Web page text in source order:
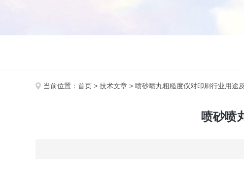
当前位置： 首页 > 技术文章 > 喷砂喷丸粗糙度仪对印刷行业用途
喷砂喷